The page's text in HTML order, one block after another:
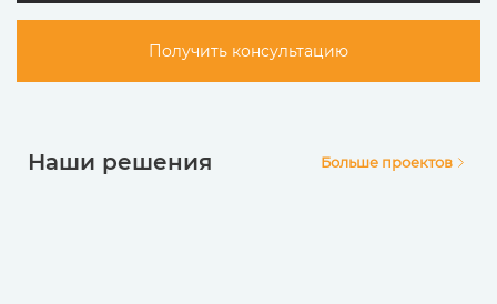
Получить консультацию
Наши решения Больше проектов